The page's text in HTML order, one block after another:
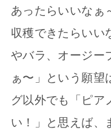
あったらいいなぁ
収穫できたらいい
やバラ、オージー
ぁ〜」という願望
グ以外でも「ピア
い！」と思えば、